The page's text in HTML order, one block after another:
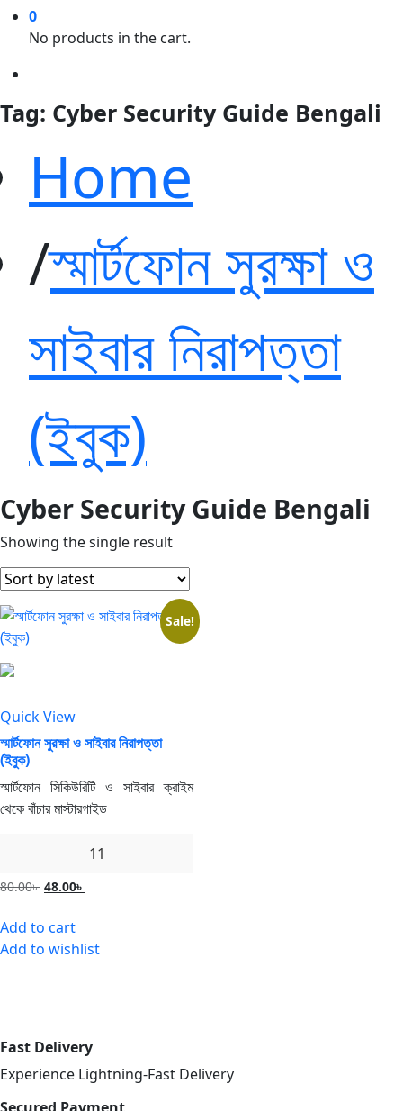
0
No products in the cart.
Tag: Cyber Security Guide Bengali
Home
স্মার্টফোন সুরক্ষা ও
সাইবার নিরাপত্তা
(ইবুক)
Cyber Security Guide Bengali
Showing the single result
Sale!
Quick View
স্মার্টফোন সুরক্ষা ও সাইবার নিরাপত্তা
(ইবুক)
স্মার্টফোন সিকিউরিটি ও সাইবার ক্রাইম
থেকে বাঁচার মাস্টারগাইড
11
80.00৳ Original
was:
80.00৳ .
48.00৳
48.00৳ .
Add to cart
Add to wishlist
Fast Delivery
Experience Lightning-Fast Delivery